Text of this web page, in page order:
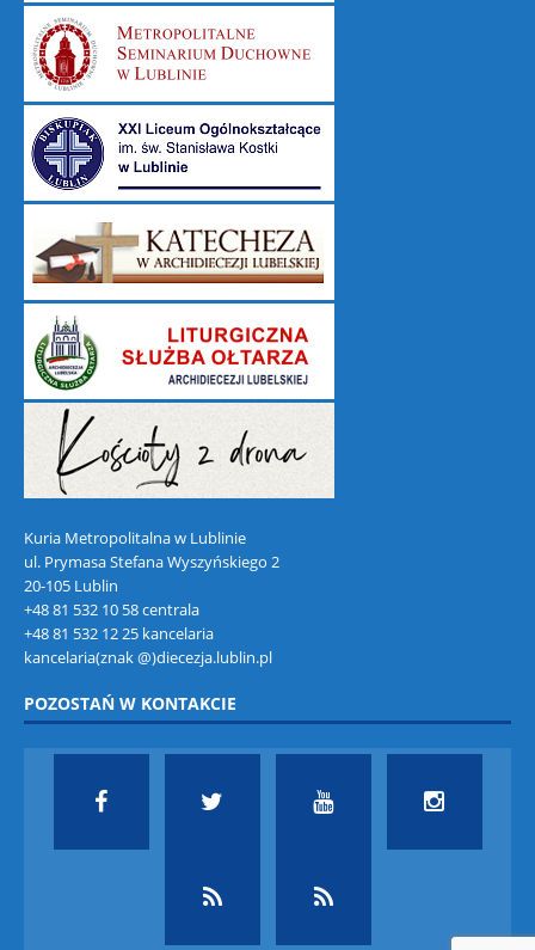
Kuria Metropolitalna w Lublinie
ul. Prymasa Stefana Wyszyńskiego 2
20-105 Lublin
+48 81 532 10 58 centrala
+48 81 532 12 25 kancelaria
kancelaria(znak @)diecezja.lublin.pl
POZOSTAŃ W KONTAKCIE